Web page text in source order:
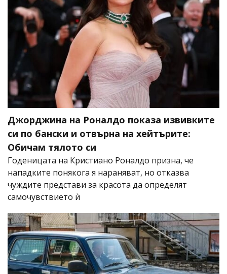
Джорджина на Роналдо показа извивките
си по бански и отвърна на хейтърите:
Обичам тялото си
Годеницата на Кристиано Роналдо призна, че
нападките понякога я нараняват, но отказва
чуждите представи за красота да определят
самочувствието ѝ